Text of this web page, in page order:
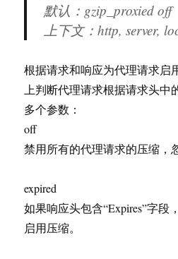
默认：gzip_proxied off
上下文：http, server,
根据请求和响应为代理请求启
上判断代理请求根据请求头中
多个参数：
off
禁用所有的代理请求的压缩，
expired
如果响应头包含“Expires”字段
启用压缩。